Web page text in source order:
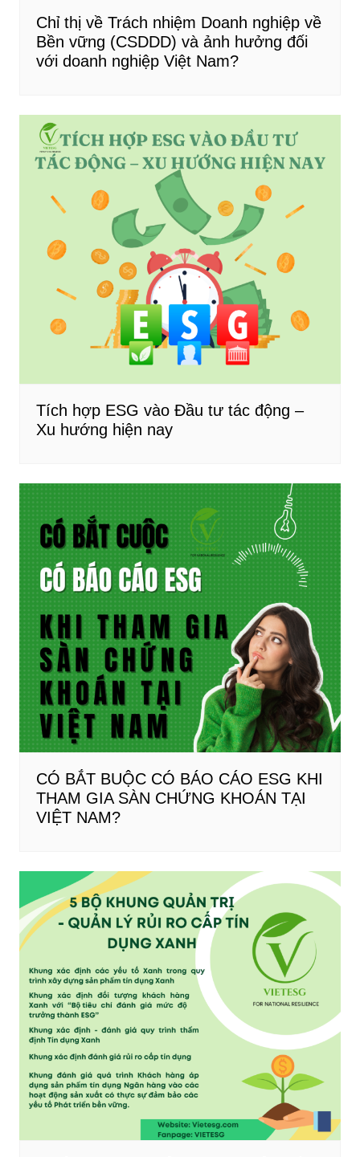
Chỉ thị về Trách nhiệm Doanh nghiệp về
Bền vững (CSDDD) và ảnh hưởng đối
với doanh nghiệp Việt Nam?
Tích hợp ESG vào Đầu tư tác động –
Xu hướng hiện nay
CÓ BẮT BUỘC CÓ BÁO CÁO ESG KHI
THAM GIA SÀN CHỨNG KHOÁN TẠI
VIỆT NAM?